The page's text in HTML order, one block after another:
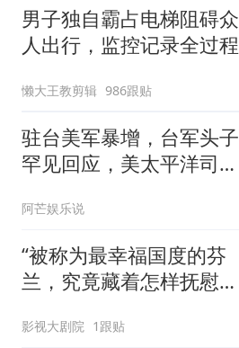
男子独自霸占电梯阻碍众
人出行，监控记录全过程
懒大王教剪辑 986跟贴
驻台美军暴增，台军头子
罕见回应，美太平洋司令
阿芒娱乐说
“被称为最幸福国度的芬
兰，究竟藏着怎样抚慰人
影视大剧院 1跟贴